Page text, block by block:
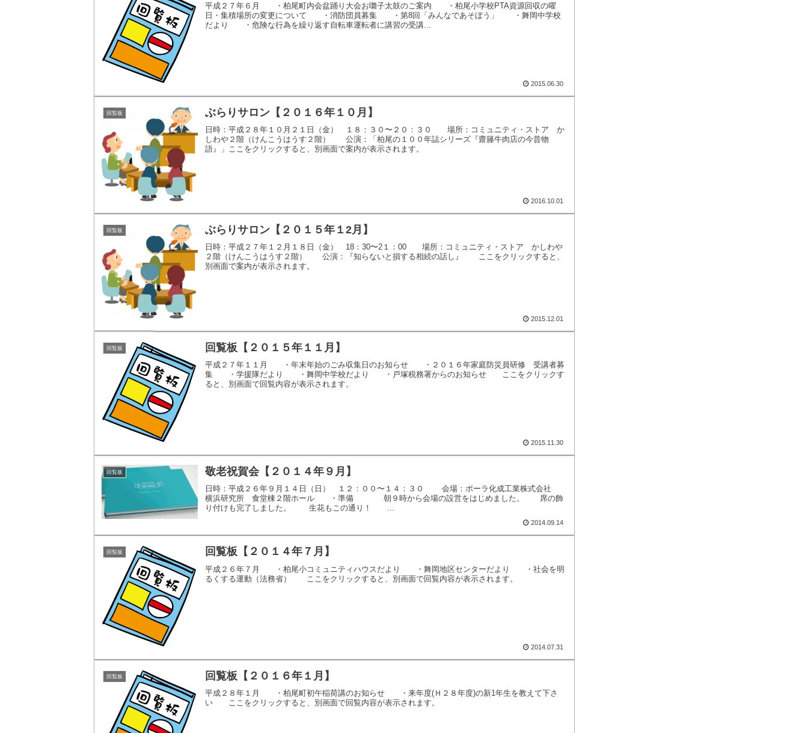
平成２７年６月 ・柏尾町内会盆踊り大会お囃子太鼓のご案内 ・柏尾小学校PTA資源回収の曜
日・集積場所の変更について ・消防団員募集 ・第8回「みんなであそぼう」 ・舞岡中学校
だより ・危険な行為を繰り返す自転車運転者に講習の受講...
2015.06.30
回覧板 ぶらりサロン【２０１６年１０月】
日時：平成２８年１０月２１日（金） １８：３０〜２０：３０ 場所：コミュニティ・ストア か
しわや２階（けんこうはうす２階） 公演：「柏尾の１００年誌シリーズ『齋籐牛肉店の今昔物
語』」ここをクリックすると、別画面で案内が表示されます。
2016.10.01
回覧板 ぶらりサロン【２０１５年１2月】
日時：平成２７年１２月１８日（金） 18：30〜2１：00 場所：コミュニティ・ストア かしわや
２階（けんこうはうす２階） 公演：『知らないと損する相続の話し』 ここをクリックすると、
別画面で案内が表示されます。
2015.12.01
回覧板 回覧板【２０１５年１１月】
平成２７年１１月 ・年末年始のごみ収集日のお知らせ ・２０１６年家庭防災員研修 受講者募
集 ・学援隊だより ・舞岡中学校だより ・戸塚税務署からのお知らせ ここをクリックす
ると、別画面で回覧内容が表示されます。
2015.11.30
回覧板 敬老祝賀会【２０１４年９月】
日時：平成２６年９月１４日（日） １２：００〜１４：３０ 会場：ポーラ化成工業株式会社
横浜研究所 食堂棟２階ホール ・準備 朝９時から会場の設営をはじめました。 席の飾
り付けも完了しました。 生花もこの通り！ ...
2014.09.14
回覧板 回覧板【２０１４年７月】
平成２６年７月 ・柏尾小コミュニティハウスだより ・舞岡地区センターだより ・社会を明
るくする運動（法務省） ここをクリックすると、別画面で回覧内容が表示されます。
2014.07.31
回覧板 回覧板【２０１６年１月】
平成２８年１月 ・柏尾町初午稲荷講のお知らせ ・来年度(Ｈ２８年度)の新1年生を教えて下さ
い ここをクリックすると、別画面で回覧内容が表示されます。